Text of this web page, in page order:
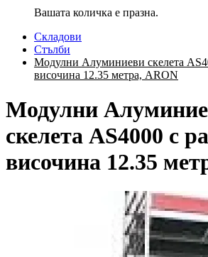
Вашата количка е празна.
Складови
Стълби
Модулни Алуминиеви скелета
височина 12.35 метра, ARON
Модулни
скелета AS4000 с
височина 12.35